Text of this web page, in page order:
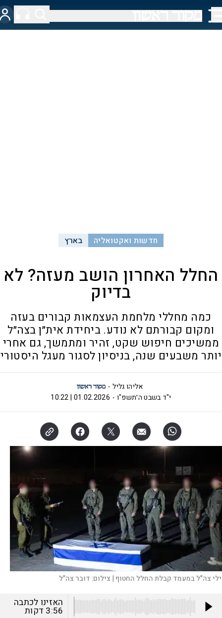
חדשות ואקטואליה בארץ
החלל האחרון הושב מעזה? לא
בדיוק
כמה מחללי מלחמת העצמאות קבורים בעזה
ומקום קבורתם לא נודע. ביחידת אית״ן בצה״ל
ממשיכים חיפוש שקט, זהיר ומתמשך, גם אחרי
יותר משבעים שנה, בניסיון לסגור מעגל היסטורי
אליהו גליל
י"ד בשבט ה׳תשפ"ו
01.02.2026 | 10:22
צה"ל במעמד קבלת החלל החטוף | צילום:דובר צה"ל
האזינו לכתבה
3:56 דקות